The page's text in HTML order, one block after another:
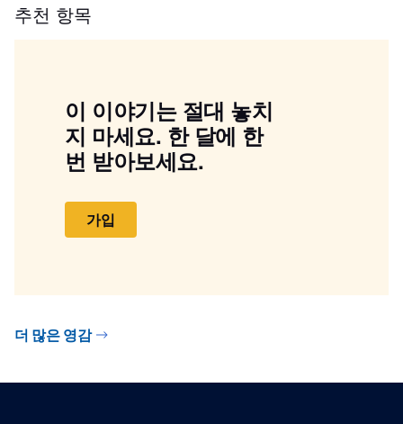
추천 항목
이 이야기는 절대 놓치
지 마세요. 한 달에 한
번 받아보세요.
가입
더 많은 영감